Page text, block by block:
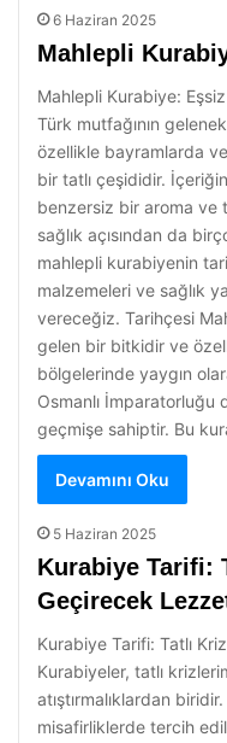
6 Haziran 2025
Mahlepli
Mahlepli Kurabiye:
Türk mutfağının
özellikle bayramlarda
bir tatlı çeşididir.
benzersiz bir aroma ve
sağlık açısından da
mahlepli kurabiyenin
malzemeleri ve sağlık
vereceğiz. Tarihçesi
gelen bir bitkidir ve
bölgelerinde yaygın
Osmanlı
geçmişe sahiptir. Bu
Devamını Oku
5 Haziran 2025
Kurabiye Tarifi:
Geçirecek
Kurabiye Tarifi: Tatlı
Kurabiyeler, tatlı
atıştırmalıklardan
misafirliklerde tercih